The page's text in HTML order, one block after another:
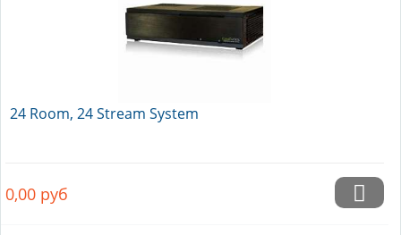
24 Room, 24 Stream System
0,00 руб